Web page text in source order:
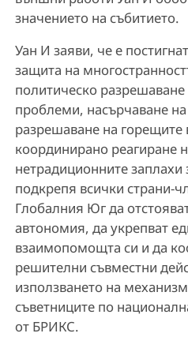
значението на събитието.
Уан И заяви, че е
защита на
политическо
проблеми, насърчаване
разрешаване на горещите
координирано реагиране
нетрадиционните заплахи
подкрепя всички страни-
Глобалния Юг да
автономия, да укрепват
взаимопомощта си и да
решителни съвместни
използването на
съветниците по
от БРИКС.